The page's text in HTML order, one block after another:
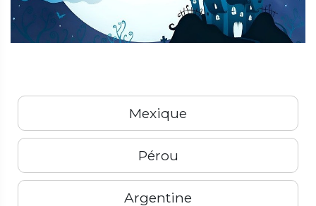
Mexique
Pérou
Argentine